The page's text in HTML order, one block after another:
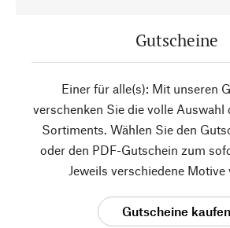
Gutscheine
Einer für alle(s): Mit unseren
verschenken Sie die volle Auswahl
Sortiments. Wählen Sie den
oder den PDF-Gutschein zum
Jeweils verschiedene Motive
Gutscheine kaufen